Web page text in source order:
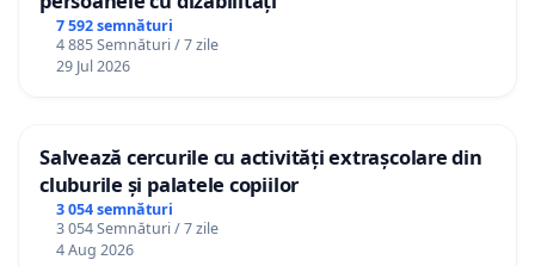
7 592 semnături
4 885 Semnături / 7 zile
29 Jul 2026
Salvează cercurile cu activități extrașcolare din
cluburile și palatele copiilor
3 054 semnături
3 054 Semnături / 7 zile
4 Aug 2026